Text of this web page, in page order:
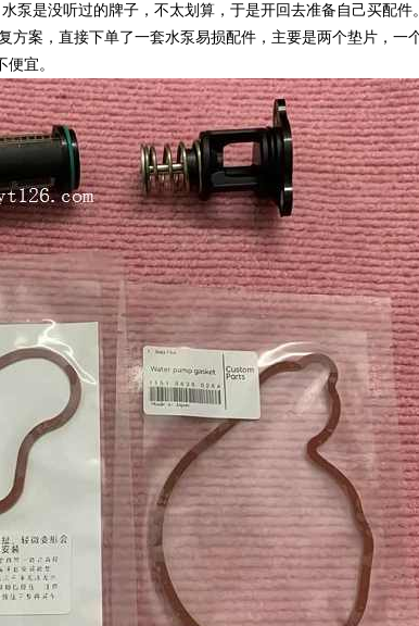
泵是没听过的牌子，不太划算，于是开回去准备自己买配件。
方案，直接下单了一套水泵易损配件，主要是两个垫片，一
宜。